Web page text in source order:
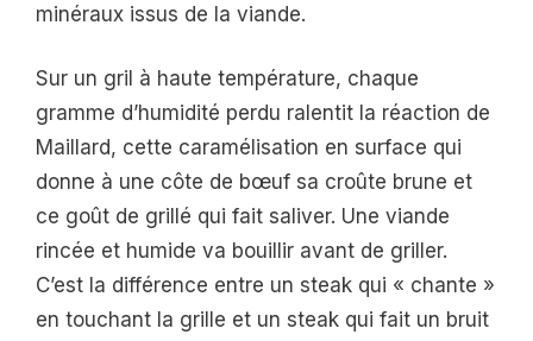
minéraux issus de la viande.
Sur un gril à haute température, chaque
gramme d’humidité perdu ralentit la réaction de
Maillard, cette caramélisation en surface qui
donne à une côte de bœuf sa croûte brune et
ce goût de grillé qui fait saliver. Une viande
rincée et humide va bouillir avant de griller.
C’est la différence entre un steak qui « chante »
en touchant la grille et un steak qui fait un bruit